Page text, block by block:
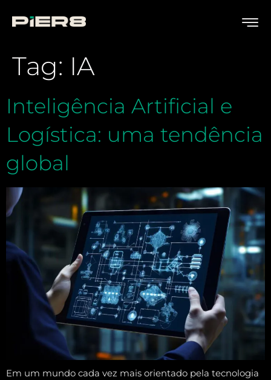
Tag: IA
Inteligência Artificial e
Logística: uma tendência
global
Em um mundo cada vez mais orientado pela tecnologia